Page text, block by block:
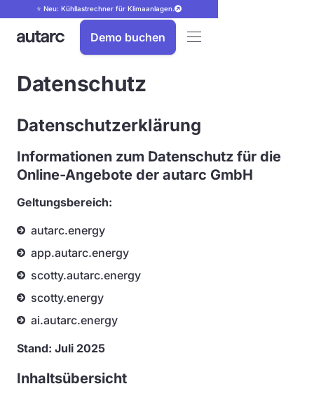
⭐ Neu: Kühllastrechner für Klimaanlagen.
Demo buchen
Datenschutz
Datenschutzerklärung
Informationen zum Datenschutz für die
Online-Angebote der autarc GmbH
Geltungsbereich:
autarc.energy
app.autarc.energy
scotty.autarc.energy
scotty.energy
ai.autarc.energy
Stand: Juli 2025
Inhaltsübersicht